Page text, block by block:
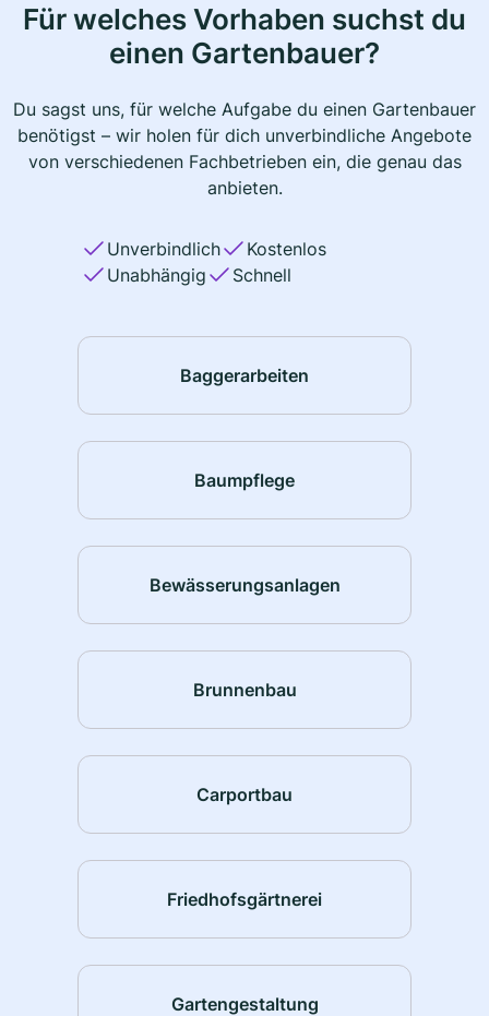
Für welches Vorhaben suchst du
einen Gartenbauer?
Du sagst uns, für welche Aufgabe du einen Gartenbauer
benötigst – wir holen für dich unverbindliche Angebote
von verschiedenen Fachbetrieben ein, die genau das
anbieten.
Unverbindlich
Kostenlos
Unabhängig
Schnell
Baggerarbeiten
Baumpflege
Bewässerungsanlagen
Brunnenbau
Carportbau
Friedhofsgärtnerei
Gartengestaltung